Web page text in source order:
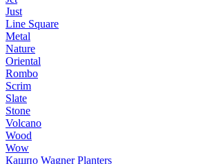
Just
Line Square
Metal
Nature
Oriental
Rombo
Scrim
Slate
Stone
Volcano
Wood
Wow
Кашпо Wagner Planters